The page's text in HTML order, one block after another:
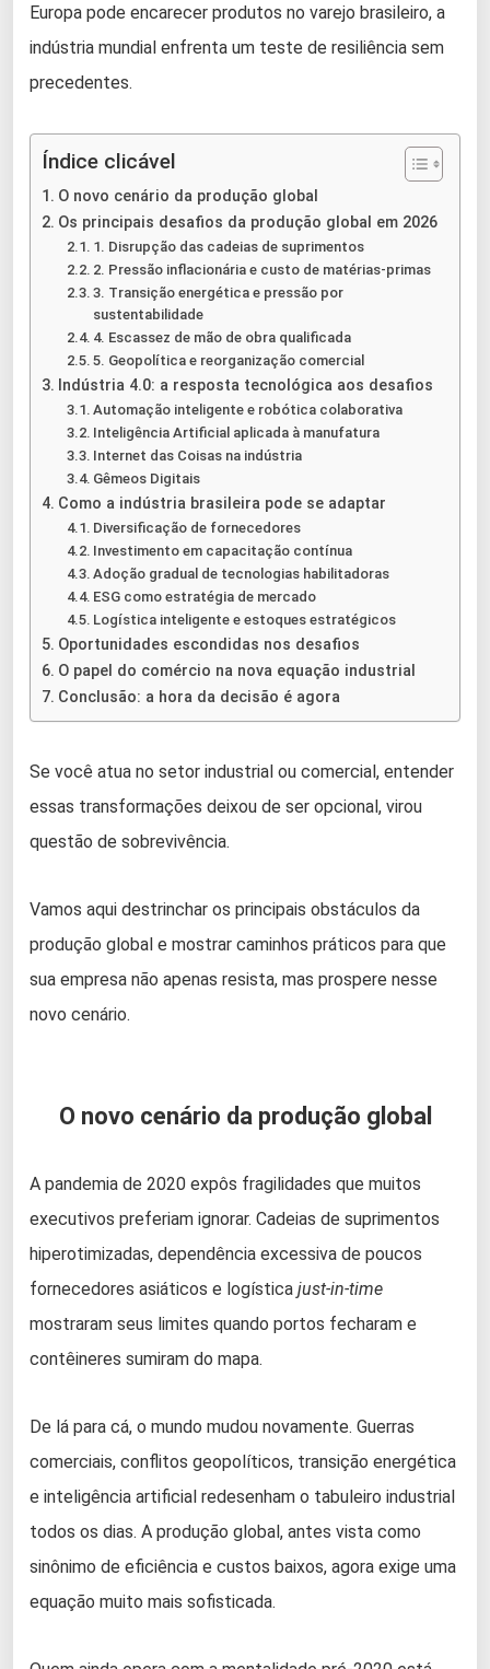
Europa pode encarecer produtos no varejo brasileiro, a
indústria mundial enfrenta um teste de resiliência sem
precedentes.
Índice clicável
O novo cenário da produção global
Os principais desafios da produção global em 2026
1. Disrupção das cadeias de suprimentos
2. Pressão inflacionária e custo de matérias-primas
3. Transição energética e pressão por
sustentabilidade
4. Escassez de mão de obra qualificada
5. Geopolítica e reorganização comercial
Indústria 4.0: a resposta tecnológica aos desafios
Automação inteligente e robótica colaborativa
Inteligência Artificial aplicada à manufatura
Internet das Coisas na indústria
Gêmeos Digitais
Como a indústria brasileira pode se adaptar
Diversificação de fornecedores
Investimento em capacitação contínua
Adoção gradual de tecnologias habilitadoras
ESG como estratégia de mercado
Logística inteligente e estoques estratégicos
Oportunidades escondidas nos desafios
O papel do comércio na nova equação industrial
Conclusão: a hora da decisão é agora
Se você atua no setor industrial ou comercial, entender
essas transformações deixou de ser opcional, virou
questão de sobrevivência.
Vamos aqui destrinchar os principais obstáculos da
produção global e mostrar caminhos práticos para que
sua empresa não apenas resista, mas prospere nesse
novo cenário.
O novo cenário da produção global
A pandemia de 2020 expôs fragilidades que muitos
executivos preferiam ignorar. Cadeias de suprimentos
hiperotimizadas, dependência excessiva de poucos
fornecedores asiáticos e logística just-in-time
mostraram seus limites quando portos fecharam e
contêineres sumiram do mapa.
De lá para cá, o mundo mudou novamente. Guerras
comerciais, conflitos geopolíticos, transição energética
e inteligência artificial redesenham o tabuleiro industrial
todos os dias. A produção global, antes vista como
sinônimo de eficiência e custos baixos, agora exige uma
equação muito mais sofisticada.